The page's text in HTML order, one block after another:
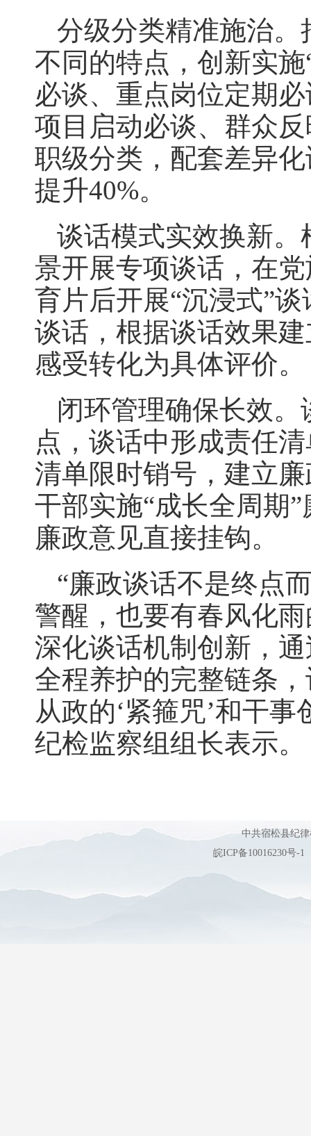
分级分类精准施治
不同的特点，创新实
必谈、重点岗位定期
项目启动必谈、群众
职级分类，配套差异
提升40%。
谈话模式实效换新
景开展专项谈话，在
育片后开展“沉浸式”
谈话，根据谈话效果
感受转化为具体评价。
闭环管理确保长效
点，谈话中形成责任
清单限时销号，建立
干部实施“成长全周期
廉政意见直接挂钩。
“廉政谈话不是终点
警醒，也要有春风化
深化谈话机制创新，
全程养护的完整链条
从政的‘紧箍咒’和干事
纪检监察组组长表示
中共宿松县纪
皖ICP备10016230号-1